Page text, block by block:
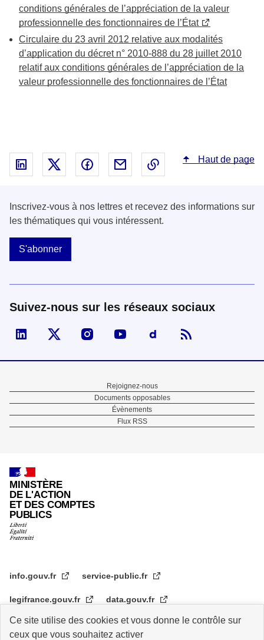
Ce site utilise des cookies et vous donne le contrôle sur
ceux que vous souhaitez activer
conditions générales de l’appréciation de la valeur
professionnelle des fonctionnaires de l’État
Circulaire du 23 avril 2012 relative aux modalités
d’application du décret n° 2010-888 du 28 juillet 2010
relatif aux conditions générales de l’appréciation de la
valeur professionnelle des fonctionnaires de l’État
Partager sur Linked In - nouvelle fenêtre
Partager sur X - nouvelle fenêtre
Partager sur Facebook - nouvelle
Partager par email - nouvelle
Copier le lien dans le
Haut de page
Inscrivez-vous à nos lettres et recevez des informations sur
les thématiques qui vous intéressent.
S'abonner
Suivez-nous sur les réseaux sociaux
Visiter la page Linked In de fonction publique
Visiter la page X de fonction publique
Visiter la page Instagram de fonction
Visiter la page You Tube de
Visiter la page
Pied
de
Rejoignez-nous
Documents opposables
Évènements
Flux RSS
MINISTÈRE
DE L'ACTION
ET DES COMPTES
PUBLICS
info.gouv.fr service-public.fr
legifrance.gouv.fr data.gouv.fr
transformation.gouv.fr